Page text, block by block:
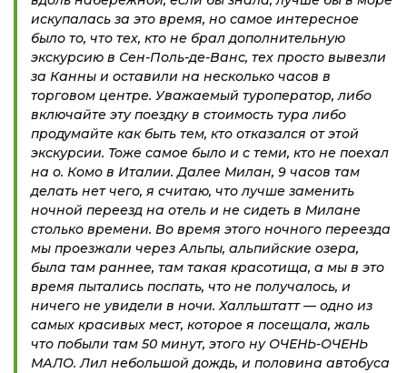
искупалась за это время, но самое интересное
было то, что тех, кто не брал дополнительную
экскурсию в Сен-Поль-де-Ванс, тех просто вывезли
за Канны и оставили на несколько часов в
торговом центре. Уважаемый туроператор, либо
включайте эту поездку в стоимость тура либо
продумайте как быть тем, кто отказался от этой
экскурсии. Тоже самое было и с теми, кто не поехал
на о. Комо в Италии. Далее Милан, 9 часов там
делать нет чего, я считаю, что лучше заменить
ночной переезд на отель и не сидеть в Милане
столько времени. Во время этого ночного переезда
мы проезжали через Альпы, альпийские озера,
была там раннее, там такая красотища, а мы в это
время пытались поспать, что не получалось, и
ничего не увидели в ночи. Халльштатт — одно из
самых красивых мест, которое я посещала, жаль
что побыли там 50 минут, этого ну ОЧЕНЬ-ОЧЕНЬ
МАЛО. Лил небольшой дождь, и половина автобуса